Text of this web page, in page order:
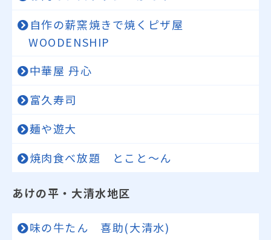
自作の薪窯焼きで焼くピザ屋
WOODENSHIP
中華屋 丹心
富久寿司
麺や遊大
焼肉食べ放題 とこと～ん
あけの平・大清水地区
味の牛たん 喜助(大清水)